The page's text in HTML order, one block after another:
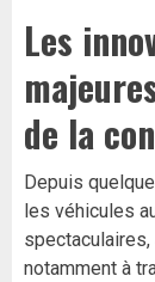
Les
de la
Depuis
les véhicules
notamment à